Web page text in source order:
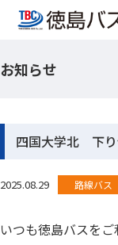
路線バス
お知らせ
四国大学北 下り
2025.08.29 路線バス
いつも徳島バスをご